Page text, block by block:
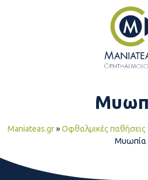
Maniateas.gr»Οφθαλμικές παθήσεις
Μυωπία